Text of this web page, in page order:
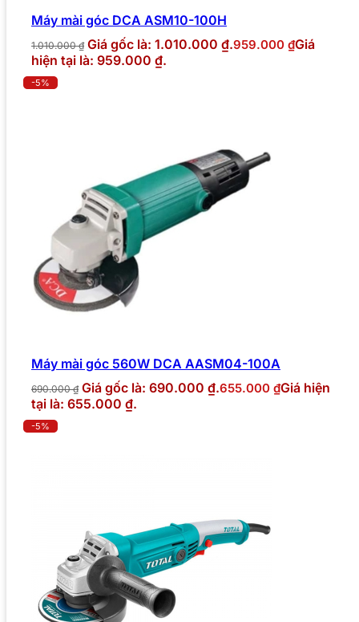
Máy mài góc DCA ASM10-100H
1.010.000₫ Giá gốc là: 1.010.000 ₫.959.000 ₫Giá
hiện tại là: 959.000 ₫.
-5%
Máy mài góc 560W DCA AASM04-100A
690.000₫ Giá gốc là: 690.000 ₫.655.000 ₫Giá hiện
tại là: 655.000 ₫.
-5%